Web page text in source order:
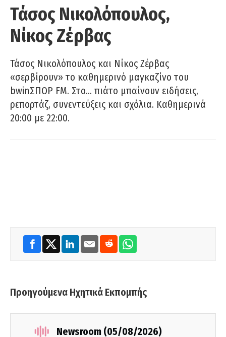
Τάσος Νικολόπουλος,
Νίκος Ζέρβας
Τάσος Νικολόπουλος και Νίκος Ζέρβας
«σερβίρουν» το καθημερινό μαγκαζίνο του
bwinΣΠΟΡ FM. Στο… πιάτο μπαίνουν ειδήσεις,
ρεπορτάζ, συνεντεύξεις και σχόλια. Καθημερινά
20:00 με 22:00.
Προηγούμενα Ηχητικά Εκπομπής
Newsroom (05/08/2026)